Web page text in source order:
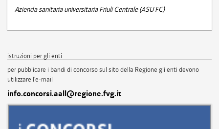
Azienda sanitaria universitaria Friuli Centrale (ASU FC)
istruzioni per gli enti
per pubblicare i bandi di concorso sul sito della Regione gli enti devono
utilizzare l'e-mail
info.concorsi.aall@regione.fvg.it